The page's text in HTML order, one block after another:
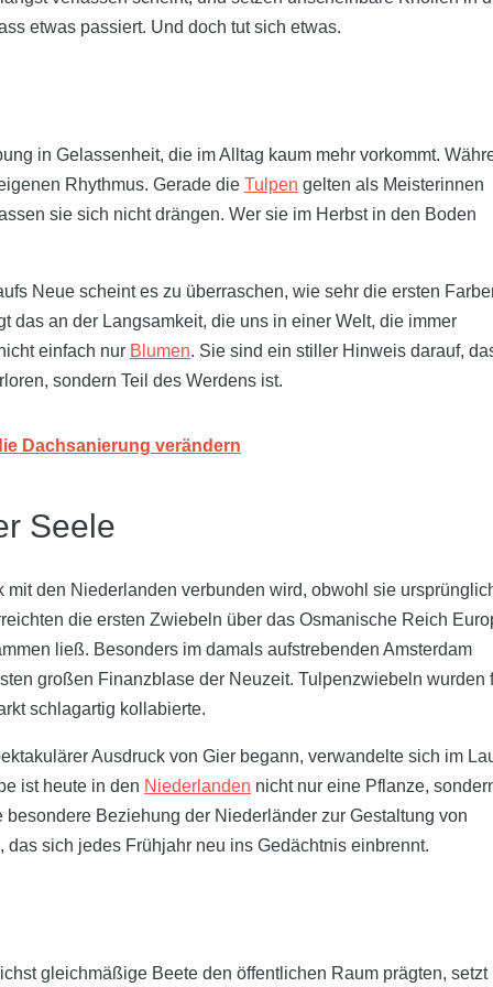
etwas passiert. Und doch tut sich etwas.
in Gelassenheit, die im Alltag kaum mehr vorkommt.
Rhythmus. Gerade die Tulpen gelten als Meisterinnen
sie sich nicht drängen. Wer sie im Herbst in den Boden
Neue scheint es zu überraschen, wie sehr die ersten
das an der Langsamkeit, die uns in einer Welt, die immer
einfach nur Blumen. Sie sind ein stiller Hinweis darauf,
sondern Teil des Werdens ist.
Dachsanierung verändern
Seele
den Niederlanden verbunden wird, obwohl sie
die ersten Zwiebeln über das Osmanische Reich
ließ. Besonders im damals aufstrebenden Amsterdam
großen Finanzblase der Neuzeit. Tulpenzwiebeln wurden
schlagartig kollabierte.
Ausdruck von Gier begann, verwandelte sich im
ist heute in den Niederlanden nicht nur eine Pflanze,
Beziehung der Niederländer zur Gestaltung von
sich jedes Frühjahr neu ins Gedächtnis einbrennt.
gleichmäßige Beete den öffentlichen Raum prägten, setzt